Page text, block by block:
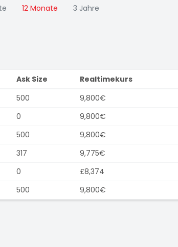
12 Monate
3 Jahre
Ask Size Realtimekurs
500 9,800€
0 9,800€
500 9,800€
317 9,775€
0 £8,374
500 9,800€